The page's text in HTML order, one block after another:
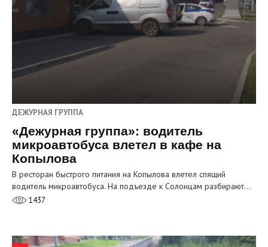
ДЕЖУРНАЯ ГРУППА
«Дежурная группа»: водитель
микроавтобуса влетел в кафе на
Копылова
В ресторан быстрого питания на Копылова влетел спящий
водитель микроавтобуса. На подъезде к Солонцам разбирают…
1437